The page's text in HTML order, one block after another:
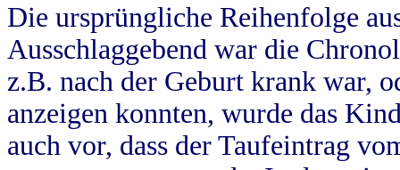
Die ursprüngliche Reihenfolge
Ausschlaggebend war die
z.B. nach der Geburt krank war,
anzeigen konnten, wurde das
auch vor, dass der Taufeintrag